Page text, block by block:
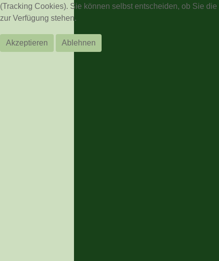
(Tracking Cookies). Sie können selbst entscheiden, ob Sie
zur Verfügung stehen.
Akzeptieren
Ablehnen